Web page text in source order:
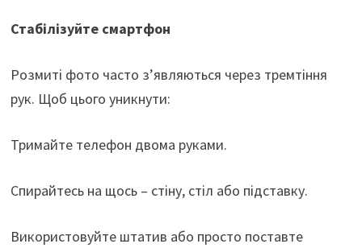
Стабілізуйте смартфон
Розмиті фото часто з’являються через тремтіння
рук. Щоб цього уникнути:
Тримайте телефон двома руками.
Спирайтесь на щось – стіну, стіл або підставку.
Використовуйте штатив або просто поставте